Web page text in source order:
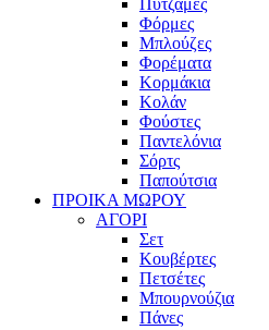
Πυτζάμες
Φόρμες
Μπλούζες
Φορέματα
Κορμάκια
Κολάν
Φούστες
Παντελόνια
Σόρτς
Παπούτσια
ΠΡΟΙΚΑ ΜΩΡΟΥ
ΑΓΟΡΙ
Σετ
Κουβέρτες
Πετσέτες
Μπουρνούζια
Πάνες